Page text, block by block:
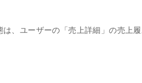
は、ユーザーの「売上詳細」の売上